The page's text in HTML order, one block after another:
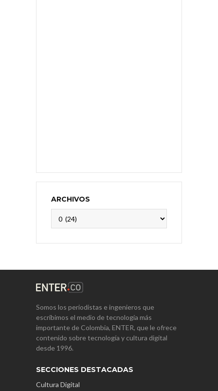
ARCHIVOS
Somos los periodistas e ingenieros que
escribimos el medio de tecnología más
importante de Colombia, ENTER, que le ofrece
contenido sobre tecnología y cultura digital
desde 1996.
SECCIONES DESTACADAS
Cultura Digital